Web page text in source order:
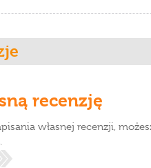
recenzję
własnej recenzji,